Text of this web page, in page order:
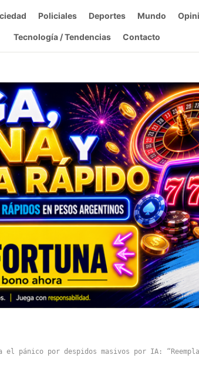
Policiales Deportes Mundo
Tecnología / Tendencias Contacto
el pánico por despidos masivos por IA: